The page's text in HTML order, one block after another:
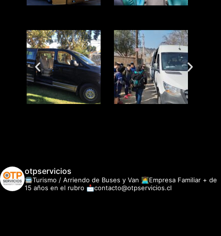
otpservicios
🚍Turismo / Arriendo de Buses y Van 👩‍💻Empresa Familiar + de
15 años en el rubro 📩contacto@otpservicios.cl